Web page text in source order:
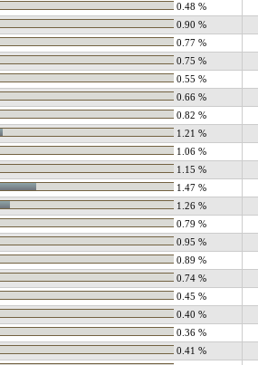
0.48 %
0.90 %
0.77 %
0.75 %
0.55 %
0.66 %
0.82 %
1.21 %
1.06 %
1.15 %
1.47 %
1.26 %
0.79 %
0.95 %
0.89 %
0.74 %
0.45 %
0.40 %
0.36 %
0.41 %